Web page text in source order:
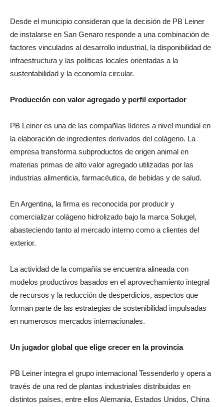
Desde el municipio consideran que la decisión de PB Leiner
de instalarse en San Genaro responde a una combinación de
factores vinculados al desarrollo industrial, la disponibilidad de
infraestructura y las políticas locales orientadas a la
sustentabilidad y la economía circular.
Producción con valor agregado y perfil exportador
PB Leiner es una de las compañías líderes a nivel mundial en
la elaboración de ingredientes derivados del colágeno. La
empresa transforma subproductos de origen animal en
materias primas de alto valor agregado utilizadas por las
industrias alimenticia, farmacéutica, de bebidas y de salud.
En Argentina, la firma es reconocida por producir y
comercializar colágeno hidrolizado bajo la marca Solugel,
abasteciendo tanto al mercado interno como a clientes del
exterior.
La actividad de la compañía se encuentra alineada con
modelos productivos basados en el aprovechamiento integral
de recursos y la reducción de desperdicios, aspectos que
forman parte de las estrategias de sostenibilidad impulsadas
en numerosos mercados internacionales.
Un jugador global que elige crecer en la provincia
PB Leiner integra el grupo internacional Tessenderlo y opera a
través de una red de plantas industriales distribuidas en
distintos países, entre ellos Alemania, Estados Unidos, China